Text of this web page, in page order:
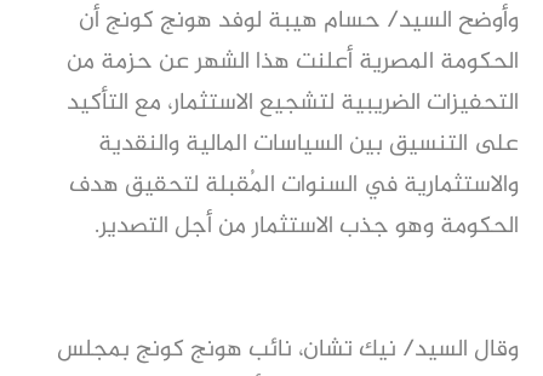
وأوضح السيد/ حسام هيبة لوفد هونج كونج أن
الحكومة المصرية أعلنت هذا الشهر عن حزمة من
التحفيزات الضريبية لتشجيع الاستثمار، مع التأكيد
على التنسيق بين السياسات المالية والنقدية
والاستثمارية في السنوات المُقبلة لتحقيق هدف
الحكومة وهو جذب الاستثمار من أجل التصدير.
وقال السيد/ نيك تشان، نائب هونج كونج بمجلس